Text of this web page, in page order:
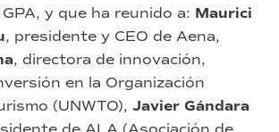
GPA, y que ha reunido a: Maurici
, presidente y CEO de Aena,
, directora de innovación,
en la Organización
(UNWTO), Javier Gándara